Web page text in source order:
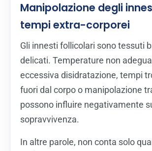
Manipolazione degli
tempi extra-corporei
Gli innesti follicolari sono tessuti
delicati. Temperature non
eccessiva disidratazione, tempi
fuori dal corpo o manipolazione
possono influire negativamente
sopravvivenza.
In altre parole, non conta solo